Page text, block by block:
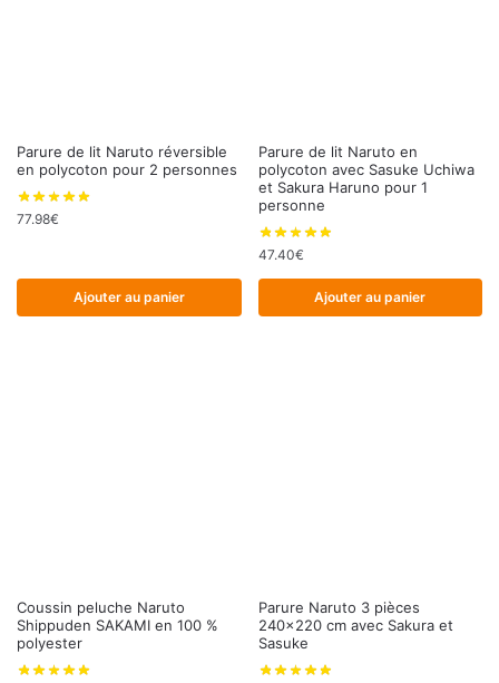
Parure de lit Naruto réversible
en polycoton pour 2 personnes
77.98€
Ajouter au panier
Parure de lit Naruto en
polycoton avec Sasuke Uchiwa
et Sakura Haruno pour 1
personne
47.40€
Ajouter au panier
Coussin peluche Naruto
Shippuden SAKAMI en 100 %
polyester
Parure Naruto 3 pièces
240×220 cm avec Sakura et
Sasuke